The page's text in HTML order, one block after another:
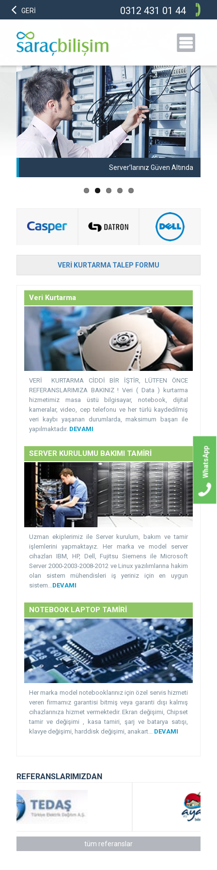
GERİ 0312 431 01 44
Server’larınız Güven Altında
VERI KURTARMA TALEP FORMU
Veri Kurtarma
VERİ KURTARMA CİDDİ BİR İŞTİR, LÜTFEN ÖNCE
REFERANSLARIMIZA BAKINIZ ! Veri ( Data ) kurtarma
hizmetimiz masa üstü bilgisayar, notebook, dijital
kameralar, video, cep telefonu ve her türlü kaydedilmiş
veri kaybı yaşanan durumlarda, maksimum başarı ile
yapılmaktadır. DEVAMI
SERVER KURULUMU BAKIMI TAMİRİ
Uzman ekiplerimiz ile Server kurulum, bakım ve tamir
işlemlerini yapmaktayız. Her marka ve model server
cihazları IBM, HP, Dell, Fujitsu Siemens ile Microsoft
Server 2000-2003-2008-2012 ve Linux yazılımlarına hakim
olan sistem mühendisleri iş yeriniz için en uygun
sistem... DEVAMI
NOTEBOOK LAPTOP TAMİRİ
Her marka model notebooklarınız için özel servis hizmeti
veren firmamız garantisi bitmiş veya garanti dışı kalmış
cihazlarınıza hizmet vermektedir. Ekran değişimi, Chipset
tamir ve değişimi , kasa tamiri, şarj ve batarya satışı,
klavye değişimi, harddisk değişimi, anakart... DEVAMI
REFERANSLARIMIZDAN
tüm referanslar
WhatsApp